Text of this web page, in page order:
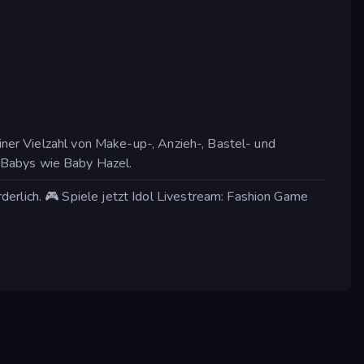
Vielzahl von Make-up-, Anzieh-, Bastel- und
wie Baby Hazel.
🎮 Spiele jetzt Idol Livestream: Fashion Game